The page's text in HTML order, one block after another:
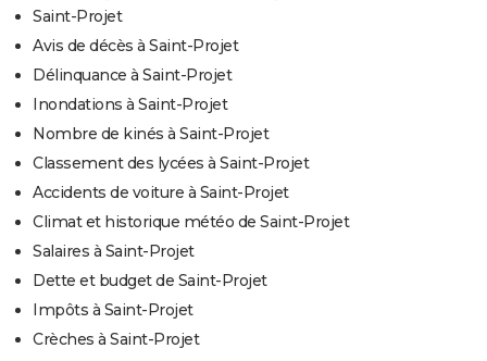
Saint-Projet
Avis de décès à Saint-Projet
Délinquance à Saint-Projet
Inondations à Saint-Projet
Nombre de kinés à Saint-Projet
Classement des lycées à Saint-Projet
Accidents de voiture à Saint-Projet
Climat et historique météo de Saint-Projet
Salaires à Saint-Projet
Dette et budget de Saint-Projet
Impôts à Saint-Projet
Crèches à Saint-Projet